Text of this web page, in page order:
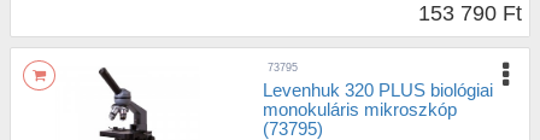
153 790 Ft
73795
Levenhuk 320 PLUS biológiai
monokuláris mikroszkóp
(73795)